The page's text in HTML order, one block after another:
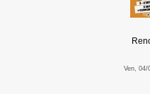
Ven, 04/